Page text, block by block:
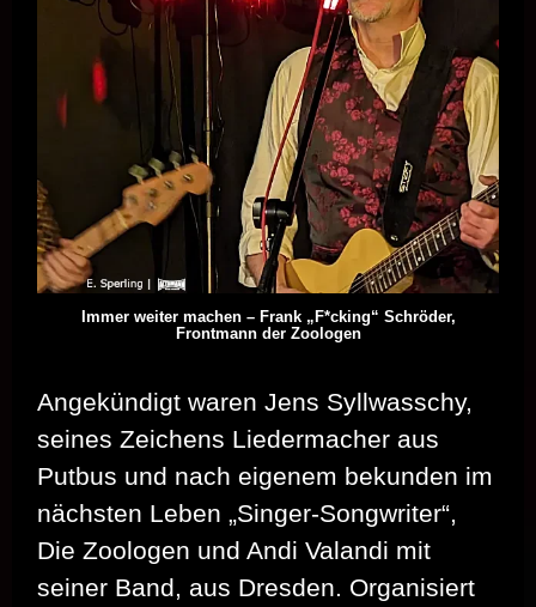
Immer weiter machen – Frank „F*cking“ Schröder,
Frontmann der Zoologen
Angekündigt waren Jens Syllwasschy,
seines Zeichens Liedermacher aus
Putbus und nach eigenem bekunden im
nächsten Leben „Singer-Songwriter“,
Die Zoologen und Andi Valandi mit
seiner Band, aus Dresden. Organisiert